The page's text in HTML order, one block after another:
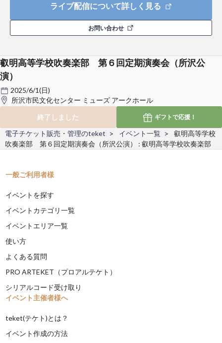
ライブ配信について詳しく見る
お問い合わせ
叡明高等学校吹奏楽部 第６回定期演奏会（所沢公
演）
2025/6/1(日)
所沢市民文化センター ミューズ アークホール
終了しました
ギフトで応援！
電子チケット販売・管理のteket イベント一覧
叡明高等学校
吹奏楽部 第６回定期演奏会（所沢公演） : 叡明高等学校吹奏楽部
一般ご利用者様
イベントを探す
イベントカテゴリ一覧
イベントエリア一覧
使い方
よくある質問
PRO ARTEKET（プロアルテケト）
シリアルコード受け取り
イベント主催者様へ
teket(テケト)とは？
イベント作成の方法